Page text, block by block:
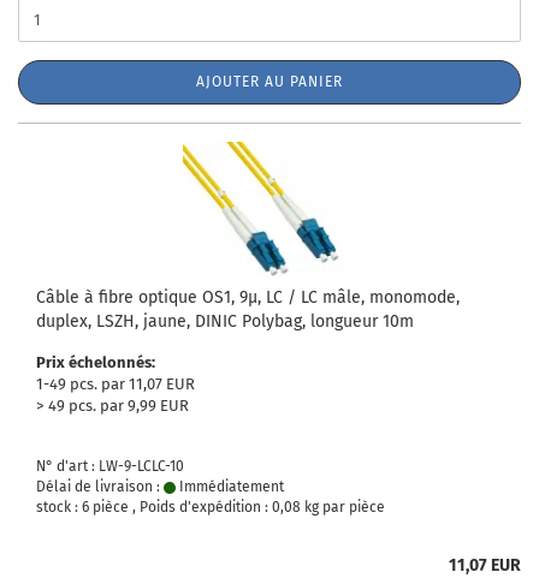
AJOUTER AU PANIER
Câble à fibre optique OS1, 9µ, LC / LC mâle, monomode,
duplex, LSZH, jaune, DINIC Polybag, longueur 10m
Prix échelonnés:
1-49 pcs. par 11,07 EUR
> 49 pcs. par 9,99 EUR
N° d'art : LW-9-LCLC-10
Délai de livraison :
Immédiatement
stock : 6 pièce , Poids d'expédition : 0,08 kg par pièce
11,07 EUR